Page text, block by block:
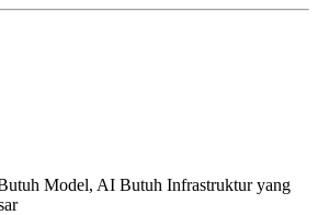
Model, AI Butuh Infrastruktur yang